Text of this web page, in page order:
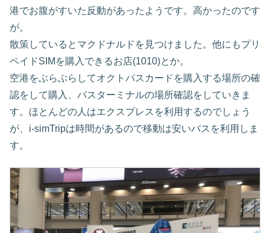
港でお腹がすいた反動があったようです。高かったのです
が。
散策しているとマクドナルドを見つけました。他にもプリ
ペイドSIMを購入できるお店(1010)とか。
空港をぶらぶらしてオクトパスカードを購入する場所の確
認をして購入、バスターミナルの場所確認をしていきま
す。ほとんどの人はエクスプレスを利用するのでしょう
が、i-simTripは時間があるので移動は安いバスを利用しま
す。